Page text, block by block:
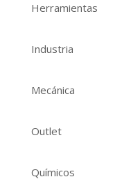
Herramientas
Industria
Mecánica
Outlet
Químicos